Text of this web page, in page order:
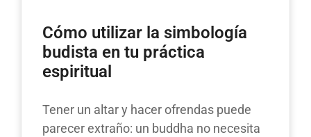
Cómo utilizar la simbología
budista en tu práctica
espiritual
Tener un altar y hacer ofrendas puede
parecer extraño: un buddha no necesita